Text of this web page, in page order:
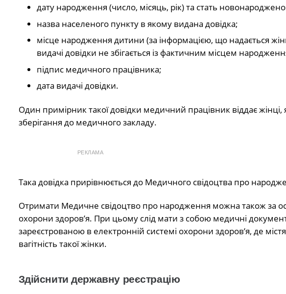
дату народження (число, місяць, рік) та стать
назва населеного пункту в якому видана довідка;
місце народження дитини (за інформацією, що надається
видачі довідки не збігається із фактичним місцем
підпис медичного працівника;
дата видачі довідки.
Один примірник такої довідки медичний працівник віддає
зберігання до медичного закладу.
РЕКЛАМА
Така довідка прирівнюється до Медичного свідоцтва про
Отримати Медичне свідоцтво про народження можна також за
охорони здоров’я. При цьому слід мати з собою медичні
зареєстрованою в електронній системі охорони здоров’я, де
вагітність такої жінки.
Здійснити державну реєстрацію